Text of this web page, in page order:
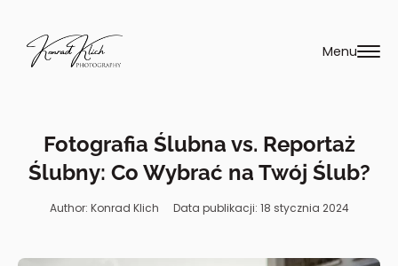
treści
Menu
Fotografia Ślubna vs. Reportaż
Ślubny: Co Wybrać na Twój Ślub?
Author: Konrad Klich Data publikacji: 18 stycznia 2024